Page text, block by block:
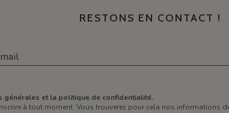
RESTONS EN CONTACT !
générales et la politique de confidentialité.
à tout moment. Vous trouverez pour cela nos informations